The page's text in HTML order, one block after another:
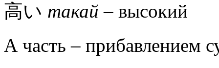
高い такай – высокий
А часть – прибавлением